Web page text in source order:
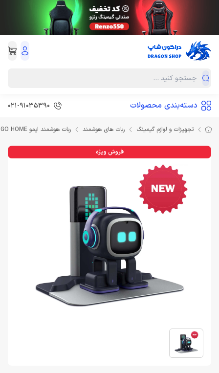
دسته‌بندی محصولات 021-91035390
تجهیزات و لوازم گیمینگ ربات های هوشمند ربات هوشمند ایمو EMO GO HOME
فروش ویژه